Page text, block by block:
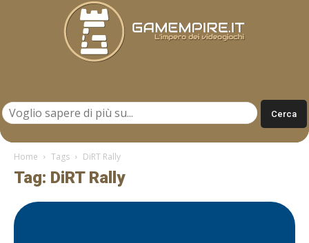
Home Tags DiRT Rally
Tag: DiRT Rally